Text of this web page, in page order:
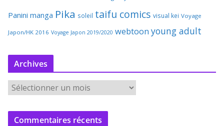
Panini manga Pika soleil taifu comics visual kei Voyage
Japon/HK 2016 Voyage Japon 2019/2020 webtoon young adult
Archives
r
c
Commentaires récents